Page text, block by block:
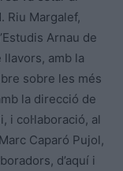
Riu Margalef,
Arnau de
llavors, amb la
sobre les més
la direcció de
i col·laboració, al
Caparó Pujol,
d’aquí i